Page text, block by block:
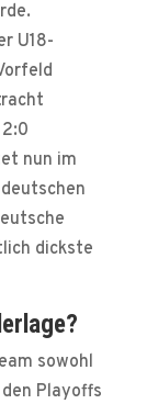
U18-
nun im
dickste
sowohl
Playoffs